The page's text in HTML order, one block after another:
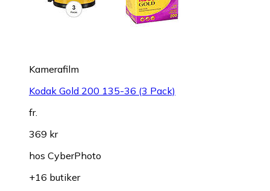
Kamerafilm
Kodak Gold 200 135-36 (3 Pack)
fr.
369 kr
hos CyberPhoto
+16 butiker